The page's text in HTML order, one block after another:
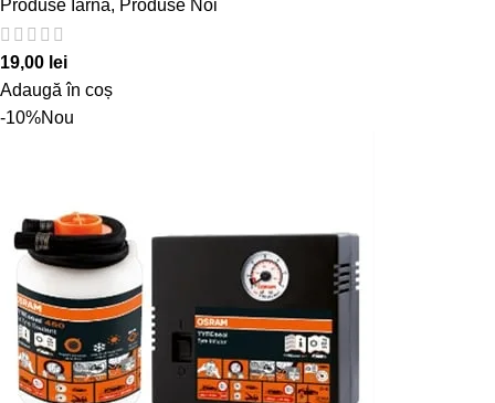
Produse Iarna, Produse Noi
19,00 lei
Adaugă în coș
-10%Nou